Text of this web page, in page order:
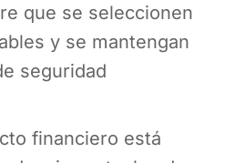
que se seleccionen
y se mantengan
seguridad
financiero está